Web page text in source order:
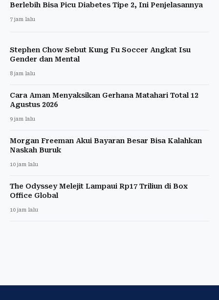
Berlebih Bisa Picu Diabetes Tipe 2, Ini Penjelasannya
7 jam lalu
Stephen Chow Sebut Kung Fu Soccer Angkat Isu
Gender dan Mental
8 jam lalu
Cara Aman Menyaksikan Gerhana Matahari Total 12
Agustus 2026
9 jam lalu
Morgan Freeman Akui Bayaran Besar Bisa Kalahkan
Naskah Buruk
10 jam lalu
The Odyssey Melejit Lampaui Rp17 Triliun di Box
Office Global
10 jam lalu